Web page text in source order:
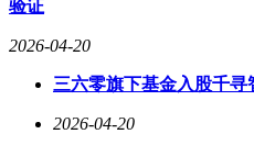
验证
2026-04-20
三六零旗下基金入股千寻
2026-04-20